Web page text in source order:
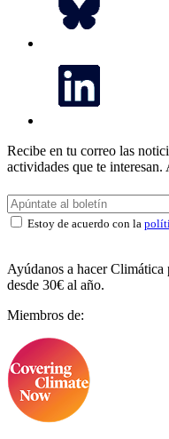
Recibe en tu correo las
actividades que te interesan.
Estoy de acuerdo con la
Ayúdanos a hacer Climática
desde 30€ al año.
Miembros de: